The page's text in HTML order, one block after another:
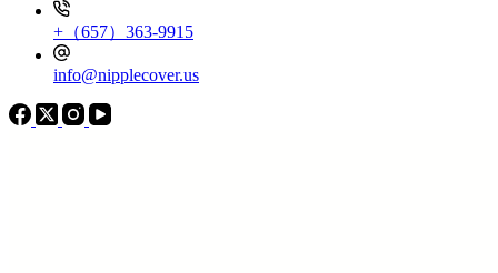
+（657）363-9915
info@nipplecover.us